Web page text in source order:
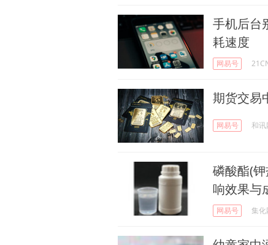
手机后台
耗速度
网易号
期货交易
网易号 和讯
磷酸酯(
响效果与
网易号 集化